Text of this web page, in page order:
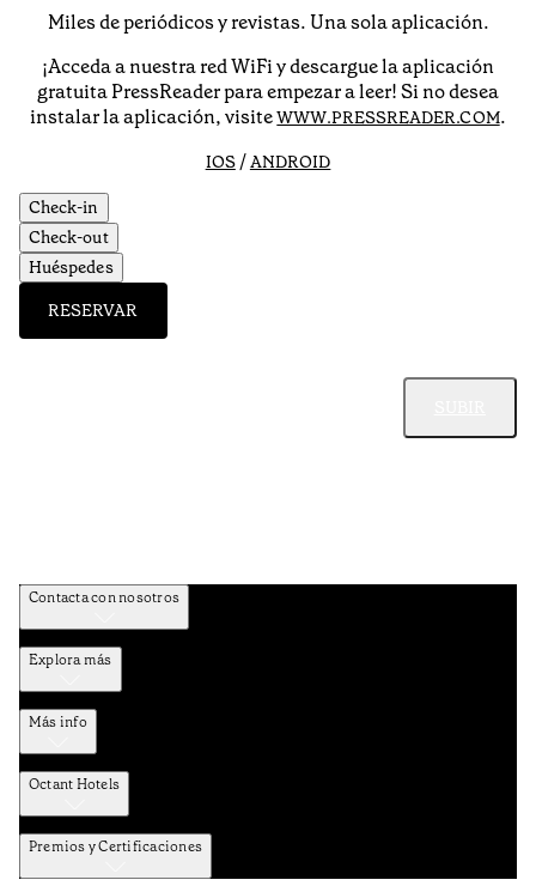
Miles de periódicos y revistas. Una sola aplicación.
¡Acceda a nuestra red WiFi y descargue la aplicación
gratuita PressReader para empezar a leer! Si no desea
instalar la aplicación, visiteWWW.PRESSREADER.COM.
IOS/ANDROID
Check-in
Check-out
Huéspedes
RESERVAR
Contacta con nosotros
Explora más
Más info
Octant Hotels
Premios y Certificaciones